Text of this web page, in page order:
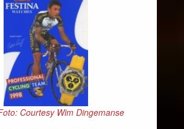
Courtesy Wim Dingemanse